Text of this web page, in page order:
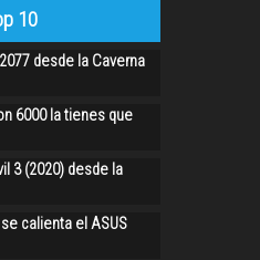
10
desde la Caverna
6000 la tienes que
3 (2020) desde la
calienta el ASUS